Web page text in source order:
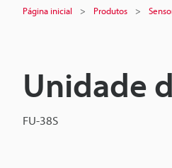
Página inicial Produtos
Unidade
FU-38S